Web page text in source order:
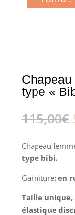
type «
115,00€
Chapeau
type bibi.
Garniture: en
Taille unique,
élastique